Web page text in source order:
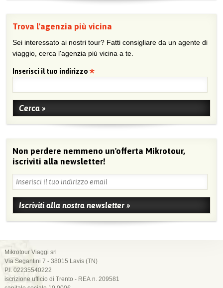
Trova l'agenzia più vicina
Sei interessato ai nostri tour? Fatti consigliare da un agente di
viaggio, cerca l'agenzia più vicina a te.
Inserisci il tuo indirizzo
Non perdere nemmeno un'offerta Mikrotour,
iscriviti alla newsletter!
Mikrotour Viaggi srl
Via Segantini 7 - 38015 Lavis (TN)
P.I. 02235540222
iscrizione ufficio di Trento - REA n. 209581